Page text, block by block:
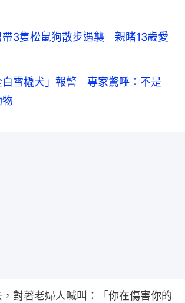
帶3隻松鼠狗散步遇襲 親睹13歲愛
白雪橇犬」報警 專家驚呼：不是
對著老婦人喊叫：「你在傷害你的